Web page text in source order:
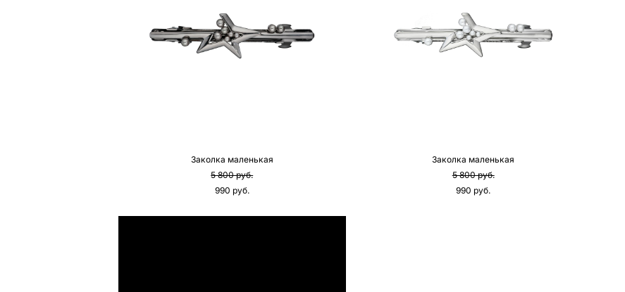
Заколка маленькая
5 800 pуб.
990 pуб.
Заколка маленькая
5 800 pуб.
990 pуб.